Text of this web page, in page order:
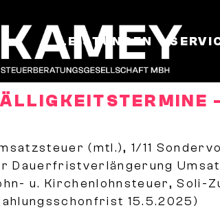
LEISTUNGEN
(mtl.), 1/11
Dauerfristverlängerung
u. Kirchenlohnsteuer, Soli-
15.5.2025)